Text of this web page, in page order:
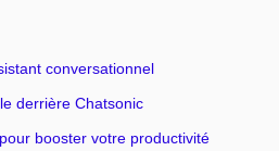
conversationnel
derrière Chatsonic
booster votre productivité